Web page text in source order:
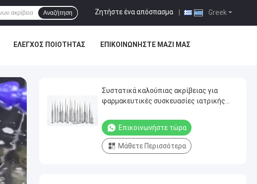
Greek
Ζητήστε ένα απόσπασμα
Αναζήτηση
ΈΛΕΓΧΟΣ ΠΟΙΌΤΗΤΑΣ ΕΠΙΚΟΙΝΩΝΉΣΤΕ ΜΑΖΊ ΜΑΣ
Συστατικά καλούπιας ακρίβειας για
φαρμακευτικές συσκευασίες ιατρικής
Επικοινωνήστε τώρα
Μάθετε Περισσότερα